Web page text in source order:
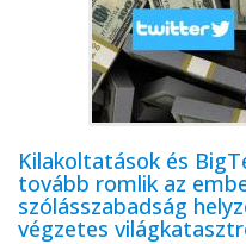
Kilakoltatások és
tovább romlik az
szólásszabadság
végzetes